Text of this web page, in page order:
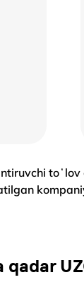
qadar